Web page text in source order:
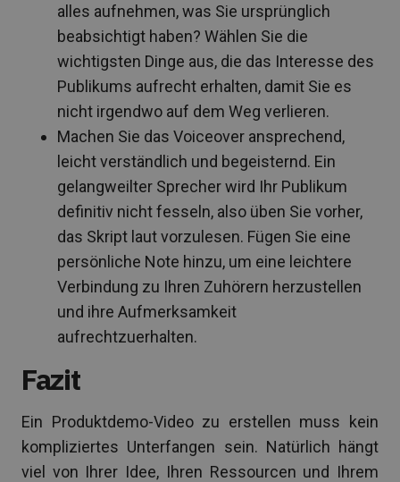
alles aufnehmen, was Sie ursprünglich
beabsichtigt haben? Wählen Sie die
wichtigsten Dinge aus, die das Interesse des
Publikums aufrecht erhalten, damit Sie es
nicht irgendwo auf dem Weg verlieren.
Machen Sie das Voiceover ansprechend,
leicht verständlich und begeisternd. Ein
gelangweilter Sprecher wird Ihr Publikum
definitiv nicht fesseln, also üben Sie vorher,
das Skript laut vorzulesen. Fügen Sie eine
persönliche Note hinzu, um eine leichtere
Verbindung zu Ihren Zuhörern herzustellen
und ihre Aufmerksamkeit
aufrechtzuerhalten.
Fazit
Ein Produktdemo-Video zu erstellen muss kein
kompliziertes Unterfangen sein. Natürlich hängt
viel von Ihrer Idee, Ihren Ressourcen und Ihrem